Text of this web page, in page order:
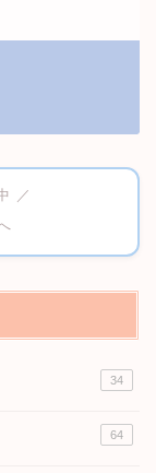
／
34
64